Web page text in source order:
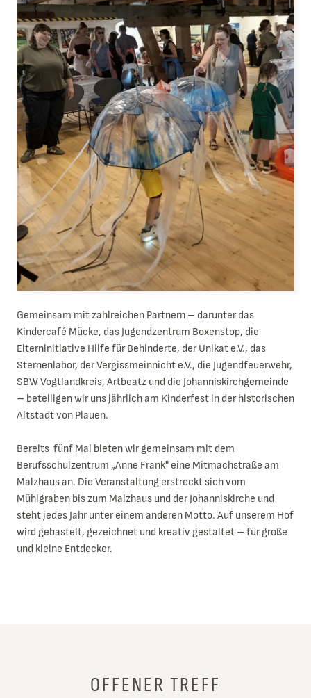
Gemeinsam mit zahlreichen Partnern – darunter das
Kindercafé Mücke, das Jugendzentrum Boxenstop, die
Elterninitiative Hilfe für Behinderte, der Unikat e.V., das
Sternenlabor, der Vergissmeinnicht e.V., die Jugendfeuerwehr,
SBW Vogtlandkreis, Artbeatz und die Johanniskirchgemeinde
– beteiligen wir uns jährlich am Kinderfest in der historischen
Altstadt von Plauen.
Bereits fünf Mal bieten wir gemeinsam mit dem
Berufsschulzentrum „Anne Frank" eine Mitmachstraße am
Malzhaus an. Die Veranstaltung erstreckt sich vom
Mühlgraben bis zum Malzhaus und der Johanniskirche und
steht jedes Jahr unter einem anderen Motto. Auf unserem Hof
wird gebastelt, gezeichnet und kreativ gestaltet – für große
und kleine Entdecker.
OFFENER TREFF